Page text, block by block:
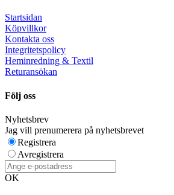
Startsidan
Köpvillkor
Kontakta oss
Integritetspolicy
Heminredning & Textil
Returansökan
Följ oss
Nyhetsbrev
Jag vill prenumerera på nyhetsbrevet
Registrera
Avregistrera
OK